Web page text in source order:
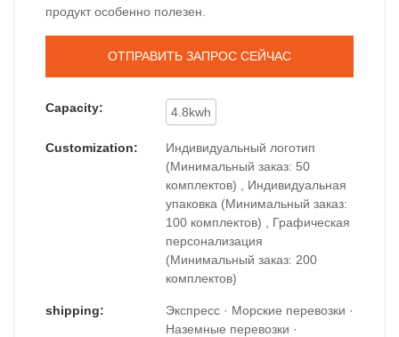
продукт особенно полезен.
ОТПРАВИТЬ ЗАПРОС СЕЙЧАС
Capacity: 4.8kwh
Customization:
Индивидуальный логотип
(Минимальный заказ: 50
комплектов) , Индивидуальная
упаковка (Минимальный заказ:
100 комплектов) , Графическая
персонализация
(Минимальный заказ: 200
комплектов)
shipping:
Экспресс · Морские перевозки ·
Наземные перевозки ·